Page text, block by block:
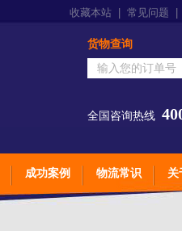
收藏本站 常见问题
货物查询
全国咨询热线
成功案例 物流常识 关